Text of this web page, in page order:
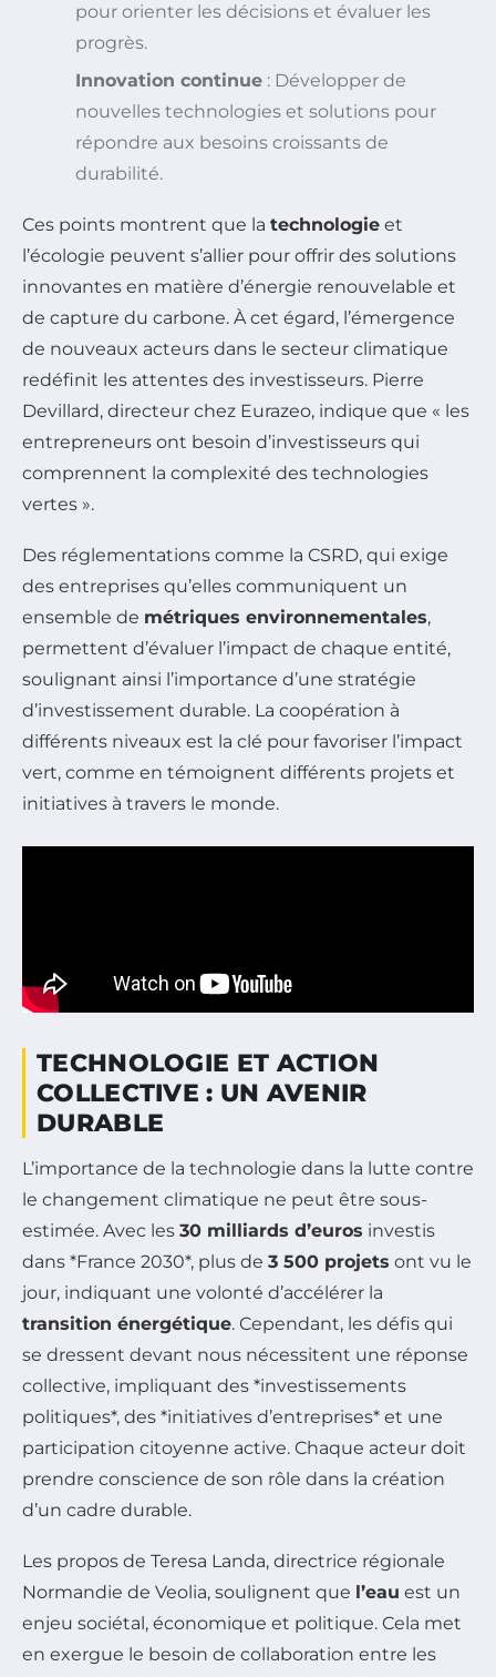
pour orienter les décisions et évaluer les
progrès.
Innovation continue : Développer de
nouvelles technologies et solutions pour
répondre aux besoins croissants de
durabilité.
Ces points montrent que la technologie et
l’écologie peuvent s’allier pour offrir des solutions
innovantes en matière d’énergie renouvelable et
de capture du carbone. À cet égard, l’émergence
de nouveaux acteurs dans le secteur climatique
redéfinit les attentes des investisseurs. Pierre
Devillard, directeur chez Eurazeo, indique que « les
entrepreneurs ont besoin d’investisseurs qui
comprennent la complexité des technologies
vertes ».
Des réglementations comme la CSRD, qui exige
des entreprises qu’elles communiquent un
ensemble de métriques environnementales,
permettent d’évaluer l’impact de chaque entité,
soulignant ainsi l’importance d’une stratégie
d’investissement durable. La coopération à
différents niveaux est la clé pour favoriser l’impact
vert, comme en témoignent différents projets et
initiatives à travers le monde.
TECHNOLOGIE ET ACTION
COLLECTIVE : UN AVENIR
DURABLE
L’importance de la technologie dans la lutte contre
le changement climatique ne peut être sous-
estimée. Avec les 30 milliards d’euros investis
dans *France 2030*, plus de 3 500 projets ont vu le
jour, indiquant une volonté d’accélérer la
transition énergétique. Cependant, les défis qui
se dressent devant nous nécessitent une réponse
collective, impliquant des *investissements
politiques*, des *initiatives d’entreprises* et une
participation citoyenne active. Chaque acteur doit
prendre conscience de son rôle dans la création
d’un cadre durable.
Les propos de Teresa Landa, directrice régionale
Normandie de Veolia, soulignent que l’eau est un
enjeu sociétal, économique et politique. Cela met
en exergue le besoin de collaboration entre les